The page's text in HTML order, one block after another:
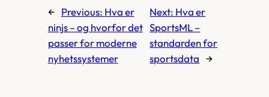
← Previous: Hva er
ninjs – og hvorfor det
passer for moderne
nyhetssystemer
Next: Hva er
SportsML –
standarden for
sportsdata →